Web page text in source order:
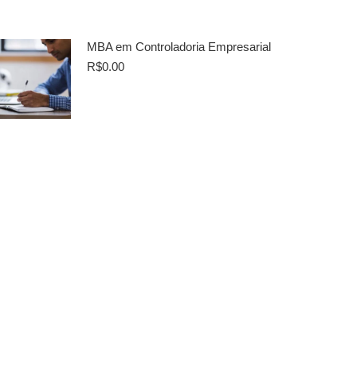
MBA em Controladoria Empresarial
R$0.00